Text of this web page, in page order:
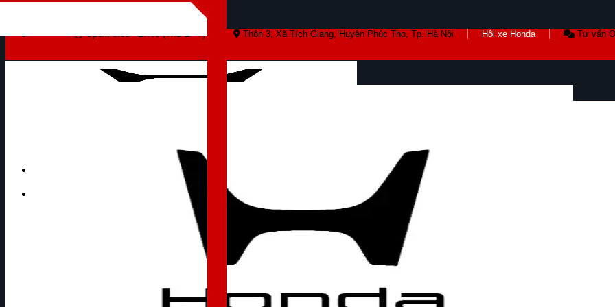
Open: 8:00 - 17:00 (Thứ 2 - 7) Thôn 3, Xã Tích Giang, Huyện Phúc Thọ, Tp. Hà Nội Hội xe Honda Tư vấn